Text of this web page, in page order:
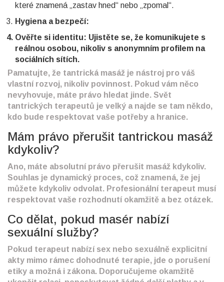
které znamená „zastav hned“ nebo „zpomal“.
Hygiena a bezpečí:
Ověřte si identitu: Ujistěte se, že komunikujete s
reálnou osobou, nikoliv s anonymním profilem na
sociálních sítích.
Pamatujte, že tantrická masáž je nástroj pro váš
vlastní rozvoj, nikoliv povinnost. Pokud vám něco
nevyhovuje, máte právo hledat jinde. Svět
tantrických terapeutů je velký a najde se tam někdo,
kdo bude respektovat vaše potřeby a hranice.
Mám právo přerušit tantrickou masáž
kdykoliv?
Ano, máte absolutní právo přerušit masáž kdykoliv.
Souhlas je dynamický proces, což znamená, že jej
můžete kdykoliv odvolat. Profesionální terapeut musí
respektovat vaše rozhodnutí okamžitě a bez otázek.
Co dělat, pokud masér nabízí
sexuální služby?
Pokud terapeut nabízí sex nebo sexuálně explicitní
akty mimo rámec dohodnuté terapie, jde o porušení
etiky a možná i zákona. Doporučujeme okamžitě